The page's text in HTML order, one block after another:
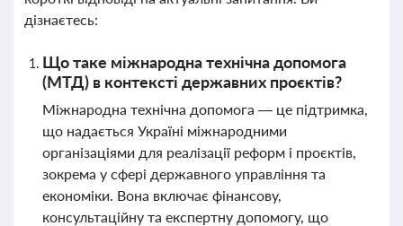
дізнаєтесь:
Що таке міжнародна технічна допомога
(МТД) в контексті державних проєктів?
Міжнародна технічна допомога — це підтримка,
що надається Україні міжнародними
організаціями для реалізації реформ і проєктів,
зокрема у сфері державного управління та
економіки. Вона включає фінансову,
консультаційну та експертну допомогу, що